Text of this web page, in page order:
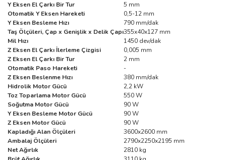
Y Eksen El Çarkı Bir Tur
5 mm
Otomatik Y Eksen Hareketi
0,5-12 mm
Y Eksen Besleme Hızı
790 mm/dak
Taş Ölçüleri, Çap x Genişlik x Delik Çapı355x40x127 mm
Mil Hızı
1450 dev/dak
Z Eksen El Çarkı İlerleme Çizgisi
0,005 mm
Z Eksen El Çarkı Bir Tur
2 mm
Otomatik Paso Hareketi
-
Z Eksen Beslenme Hızı
380 mm/dak
Hidrolik Motor Gücü
2,2 kW
Toz Toparlama Motor Gücü
550 W
Soğutma Motor Gücü
90 W
Y Eksen Besleme Motor Gücü
90 W
Z Eksen Motor Gücü
90 W
Kapladığı Alan Ölçüleri
3600x2600 mm
Ambalaj Ölçüleri
2790x2250x2195 mm
Net Ağırlık
2810 kg